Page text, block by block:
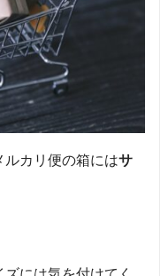
ルカリ便の箱にはサ